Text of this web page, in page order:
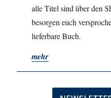
alle Titel sind über den
besorgen euch
lieferbare Buch.
mehr